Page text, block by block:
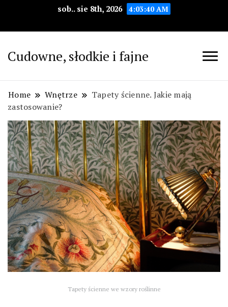
sob.. sie 8th, 2026 4:03:41 AM
Cudowne, słodkie i fajne
Home Wnętrze
Tapety ścienne. Jakie mają
zastosowanie?
Tapety ścienne we wzory roślinne